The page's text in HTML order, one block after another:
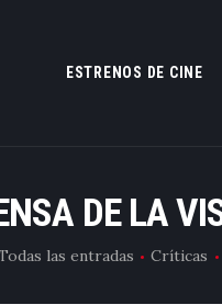
ESTRENOS DE CINE
DE LA
las entradas Críticas